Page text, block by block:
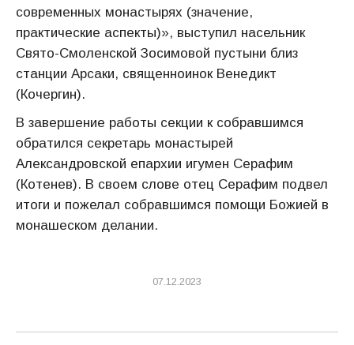
современных монастырях (значение,
практические аспекты)», выступил насельник
Свято-Смоленской Зосимовой пустыни близ
станции Арсаки, священноинок Венедикт
(Кочергин).
В завершение работы секции к собравшимся
обратился секретарь монастырей
Александровской епархии игумен Серафим
(Котенев). В своем слове отец Серафим подвел
итоги и пожелал собравшимся помощи Божией в
монашеском делании.
07.12.2023